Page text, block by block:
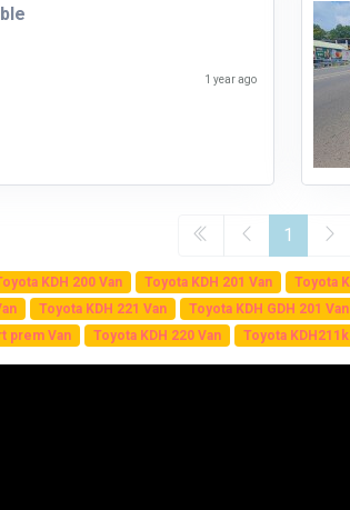
1 year ago
1
KDH 200 Van Toyota KDH 201 Van Toyota
Toyota KDH 221 Van Toyota KDH GDH 201 Van
prem Van Toyota KDH 220 Van Toyota KDH211k